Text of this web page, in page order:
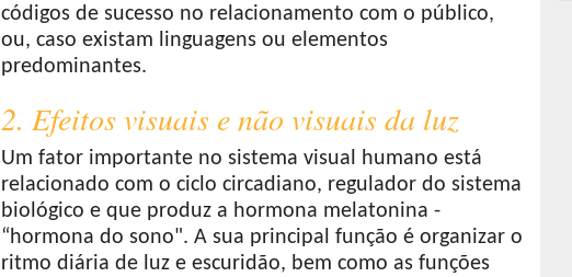
códigos de sucesso no relacionamento com o público,
ou, caso existam linguagens ou elementos
predominantes.
2. Efeitos visuais e não visuais da luz
Um fator importante no sistema visual humano está
relacionado com o ciclo circadiano, regulador do sistema
biológico e que produz a hormona melatonina -
“hormona do sono". A sua principal função é organizar o
ritmo diária de luz e escuridão, bem como as funções